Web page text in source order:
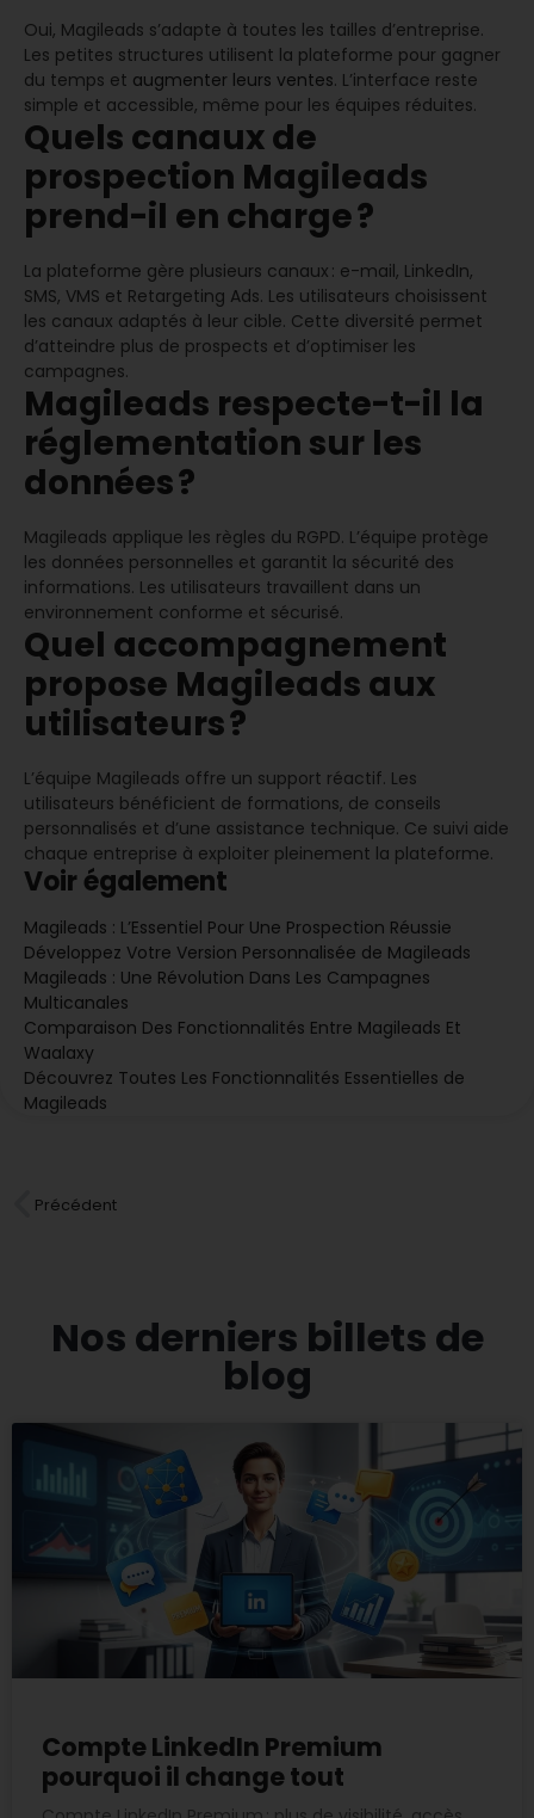
Oui, Magileads s’adapte à toutes les tailles d’entreprise.
Les petites structures utilisent la plateforme pour gagner
du temps et augmenter leurs ventes. L’interface reste
simple et accessible, même pour les équipes réduites.
Quels canaux de
prospection Magileads
prend-il en charge ?
La plateforme gère plusieurs canaux : e-mail, LinkedIn,
SMS, VMS et Retargeting Ads. Les utilisateurs choisissent
les canaux adaptés à leur cible. Cette diversité permet
d’atteindre plus de prospects et d’optimiser les
campagnes.
Magileads respecte-t-il la
réglementation sur les
données ?
Magileads applique les règles du RGPD. L’équipe protège
les données personnelles et garantit la sécurité des
informations. Les utilisateurs travaillent dans un
environnement conforme et sécurisé.
Quel accompagnement
propose Magileads aux
utilisateurs ?
L’équipe Magileads offre un support réactif. Les
utilisateurs bénéficient de formations, de conseils
personnalisés et d’une assistance technique. Ce suivi aide
chaque entreprise à exploiter pleinement la plateforme.
Voir également
Magileads : L’Essentiel Pour Une Prospection Réussie
Développez Votre Version Personnalisée de Magileads
Magileads : Une Révolution Dans Les Campagnes
Multicanales
Comparaison Des Fonctionnalités Entre Magileads Et
Waalaxy
Découvrez Toutes Les Fonctionnalités Essentielles de
Magileads
Précédent
Nos derniers billets de
blog
Compte LinkedIn Premium
pourquoi il change tout